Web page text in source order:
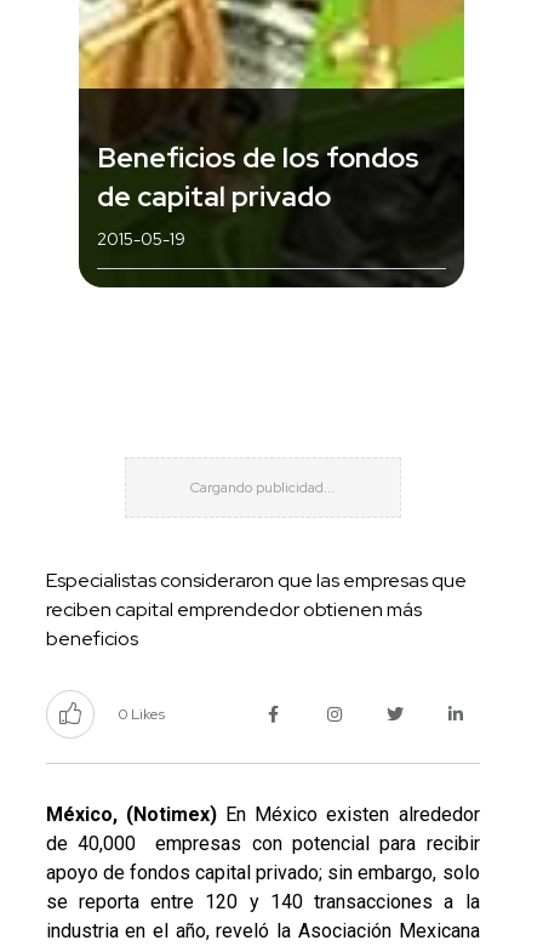
Beneficios de los fondos
de capital privado
2015-05-19
Especialistas consideraron que las empresas que
reciben capital emprendedor obtienen más
beneficios
0 Likes
México, (Notimex) En México existen alrededor
de 40,000 empresas con potencial para recibir
apoyo de fondos capital privado; sin embargo, solo
se reporta entre 120 y 140 transacciones a la
industria en el año, reveló la Asociación Mexicana